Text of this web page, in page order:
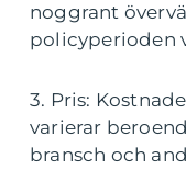
noggrant
policyperioden
3. Pris:
varierar
bransch och